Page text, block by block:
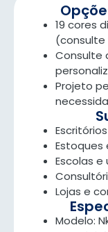
19 cores
(consulte
Consulte
Projeto
Estoques
Escolas e
Lojas e
Modelo: